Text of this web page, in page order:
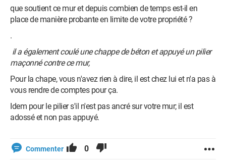
que soutient ce mur et depuis combien de temps est-il en
place de manière probante en limite de votre propriété ?
.
il a également coulé une chappe de béton et appuyé un pilier
maçonné contre ce mur,
Pour la chape, vous n'avez rien à dire, il est chez lui et n'a pas à
vous rendre de comptes pour ça.
Idem pour le pilier s'il n'est pas ancré sur votre mur; il est
adossé et non pas appuyé.
Commenter 0